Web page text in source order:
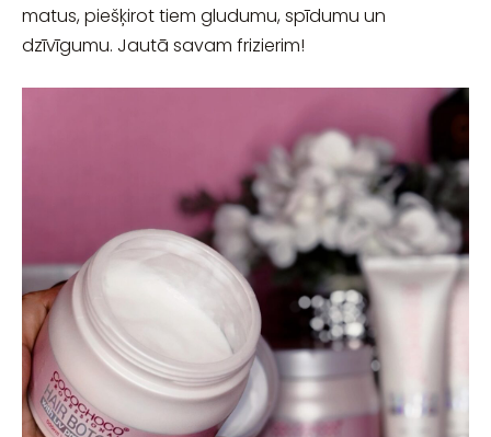
matus, piešķirot tiem gludumu, spīdumu un
dzīvīgumu. Jautā savam frizierim!